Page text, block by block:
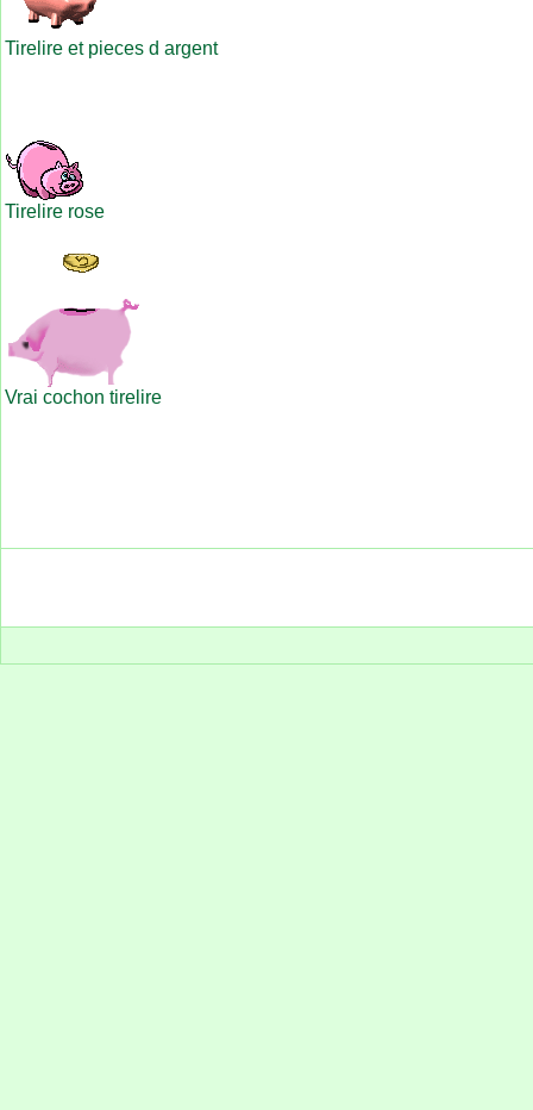
Tirelire et pieces d argent
Tirelire rose
Vrai cochon tirelire